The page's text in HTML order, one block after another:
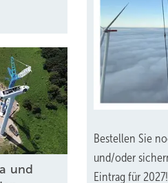
und
Bestellen Sie
und/oder
Eintrag für 2027!